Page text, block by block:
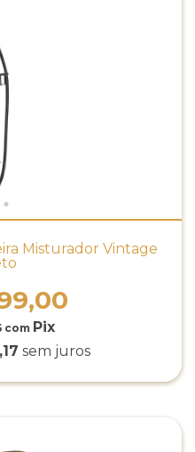
Misturador Vintage
com
sem juros